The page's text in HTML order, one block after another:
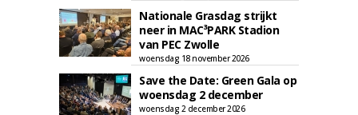
Nationale Grasdag strijkt
neer in MAC³PARK Stadion
van PEC Zwolle
woensdag 18 november 2026
Save the Date: Green Gala op
woensdag 2 december
woensdag 2 december 2026